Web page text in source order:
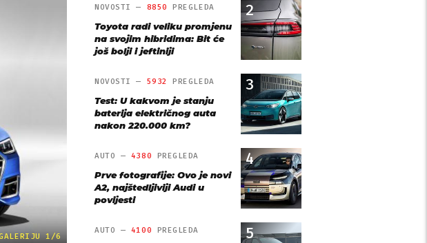
1/6
2
NOVOSTI — 8850 PREGLEDA
Toyota radi veliku promjenu
na svojim hibridima: Bit će
još bolji i jeftiniji
3
NOVOSTI — 5932 PREGLEDA
Test: U kakvom je stanju
baterija električnog auta
nakon 220.000 km?
4
AUTO — 4380 PREGLEDA
Prve fotografije: Ovo je novi
A2, najštedljiviji Audi u
povijesti
5
AUTO — 4100 PREGLEDA